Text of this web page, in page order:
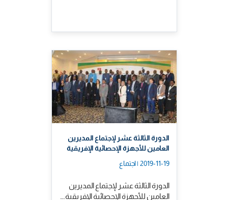
الدورة الثالثة عشر لإجتماع المديرين
العامين للأجهزة الإحصائية الإفريقية
2019-11-19 | اجتماع
الدورة الثالثة عشر لإجتماع المديرين
العامين للأجهزة الإحصائية الإفريقية.…